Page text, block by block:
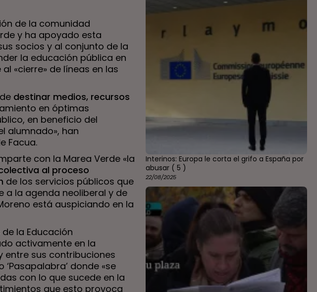
Interinos: Europa le corta el grifo a España por
abusar ( 5 )
22/08/2025
de la comunidad
y ha apoyado esta
socios y al conjunto de la
la educación pública en
«cierre» de líneas en las
destinar medios, recursos
en óptimas
en beneficio del
alumnado», han
Facua.
con la Marea Verde «la
al proceso
de los servicios públicos que
a la agenda neoliberal y de
está auspiciando en la
la Educación
activamente en la
entre sus contribuciones
donde «se
con lo que sucede en la
que esto provoca